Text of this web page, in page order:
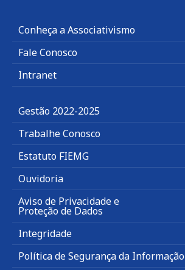
Conheça a Associativismo
Fale Conosco
Intranet
Gestão 2022-2025
Trabalhe Conosco
Estatuto FIEMG
Ouvidoria
Aviso de Privacidade e
Proteção de Dados
Integridade
Política de Segurança da Informação